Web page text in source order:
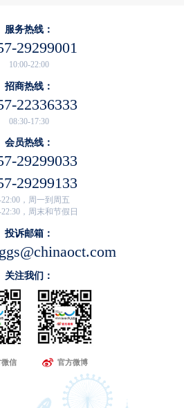
服务热线：
29299001
10:00-22:00
招商热线：
22336333
08:30-17:30
会员热线：
29299033
29299133
22:00，周一到周五
22:30，周末和节假日
投诉邮箱：
关注我们：
微信 官方微博